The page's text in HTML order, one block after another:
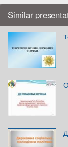
Similar